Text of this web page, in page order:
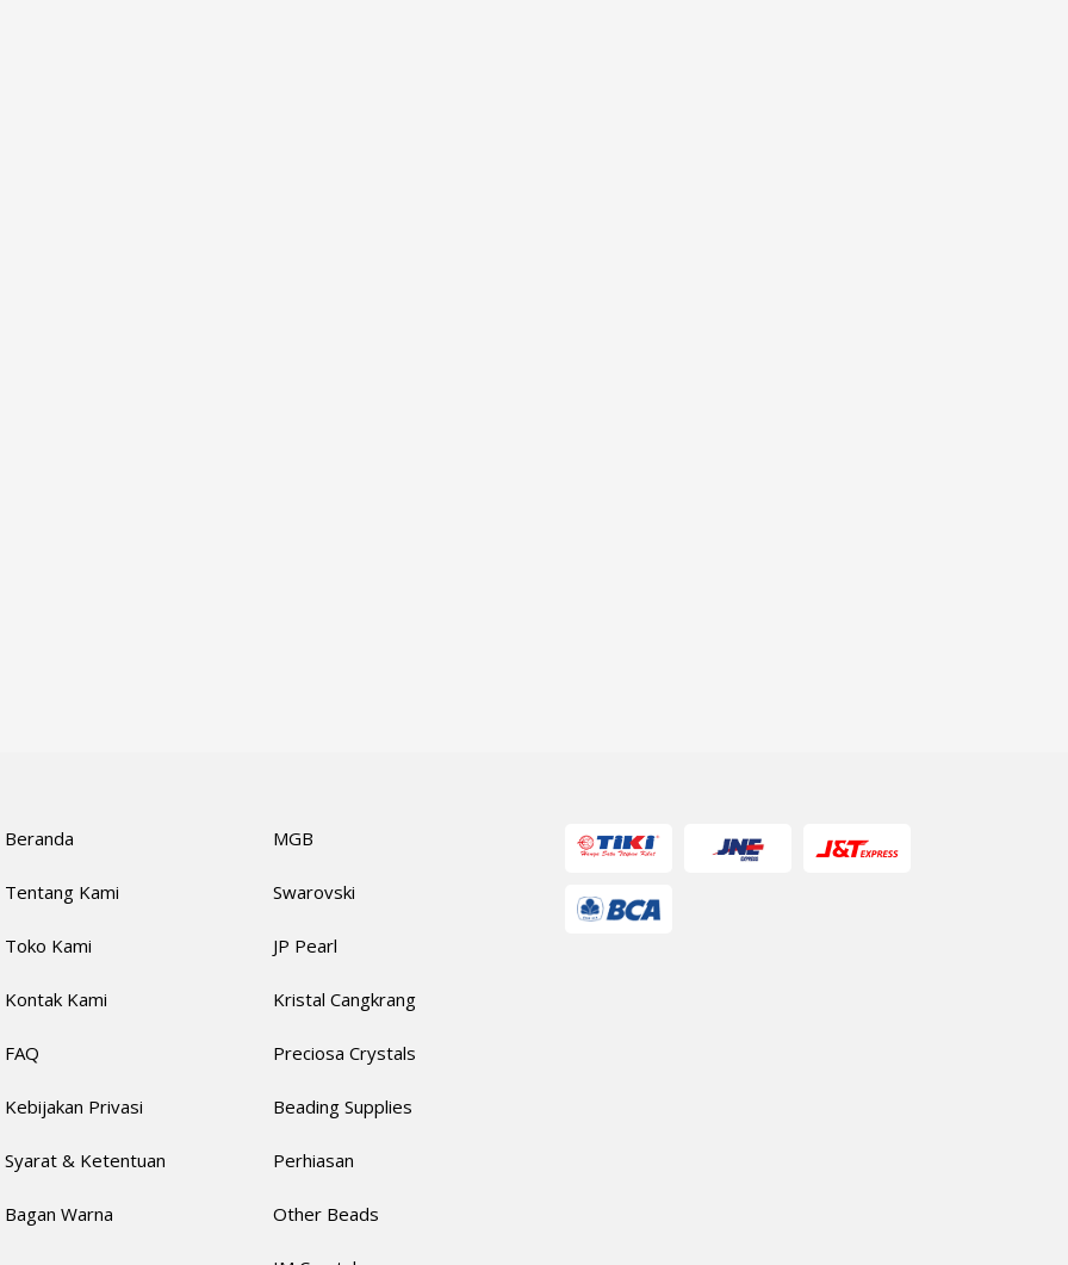
Beranda
Tentang Kami
Toko Kami
Kontak Kami
FAQ
Kebijakan Privasi
Syarat & Ketentuan
Bagan Warna
MGB
Swarovski
JP Pearl
Kristal Cangkrang
Preciosa Crystals
Beading Supplies
Perhiasan
Other Beads